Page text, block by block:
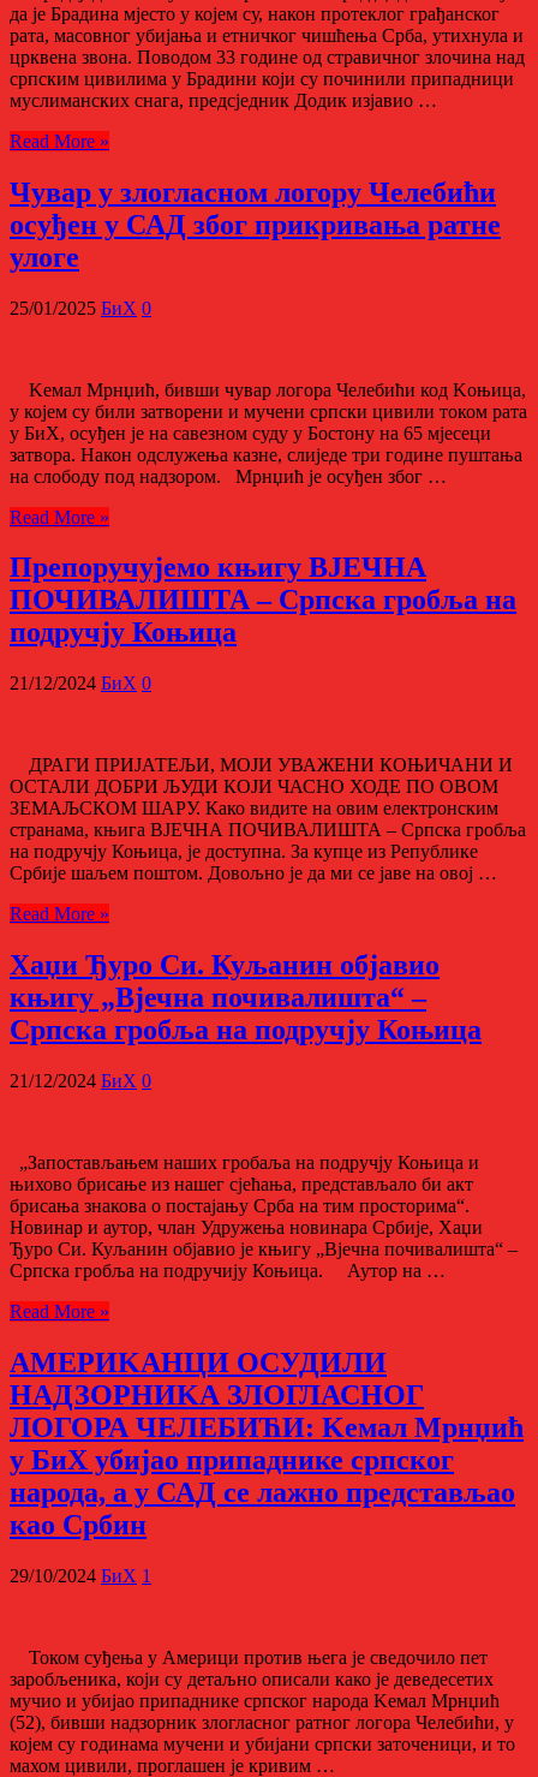
да је Брадина мјесто у којем су, након протеклог грађанског
рата, масовног убијања и етничког чишћења Срба, утихнула и
црквена звона. Поводом 33 године од стравичног злочина над
српским цивилима у Брадини који су починили припадници
муслиманских снага, предсједник Додик изјавио …
Read More »
Чувар у злогласном логору Челебићи
осуђен у САД због прикривања ратне
улоге
25/01/2025 БиХ 0
Kемал Мрнџић, бивши чувар логора Челебићи код Kоњица,
у којем су били затворени и мучени српски цивили током рата
у БиХ, осуђен је на савезном суду у Бостону на 65 мјесеци
затвора. Након одслужења казне, слиједе три године пуштања
на слободу под надзором. Мрнџић је осуђен због …
Read More »
Препоручујемо књигу ВЈЕЧНА
ПОЧИВАЛИШТА – Српска гробља на
подручју Коњица
21/12/2024 БиХ 0
ДРАГИ ПРИЈАТЕЉИ, МОЈИ УВАЖЕНИ КОЊИЧАНИ И
ОСТАЛИ ДОБРИ ЉУДИ КОЈИ ЧАСНО ХОДЕ ПО ОВОМ
ЗЕМАЉСКОМ ШАРУ. Како видите на овим електронским
странама, књига ВЈЕЧНА ПОЧИВАЛИШТА – Српска гробља
на подручју Коњица, је доступна. За купце из Републике
Србије шаљем поштом. Довољно је да ми се јаве на овој …
Read More »
Хаџи Ђуро Си. Куљанин објавио
књигу „Вјечна почивалишта“ –
Српска гробља на подручју Коњица
21/12/2024 БиХ 0
„Запостављањем наших гробаља на подручју Коњица и
њихово брисање из нашег сјећања, представљало би акт
брисања знакова о постајању Срба на тим просторима“.
Новинар и аутор, члан Удружења новинара Србије, Хаџи
Ђуро Си. Куљанин објавио је књигу „Вјечна почивалишта“ –
Српска гробља на подручију Коњица. Аутор на …
Read More »
АМЕРИKАНЦИ ОСУДИЛИ
НАДЗОРНИKА ЗЛОГЛАСНОГ
ЛОГОРА ЧЕЛЕБИЋИ: Kемал Мрнџић
у БиХ убијао припаднике српског
народа, а у САД се лажно представљао
као Србин
29/10/2024 БиХ 1
Током суђења у Америци против њега је сведочило пет
заробљеника, који су детаљно описали како је деведесетих
мучио и убијао припаднике српског народа Kемал Мрнџић
(52), бивши надзорник злогласног ратног логора Челебићи, у
којем су годинама мучени и убијани српски заточеници, и то
махом цивили, проглашен је кривим …